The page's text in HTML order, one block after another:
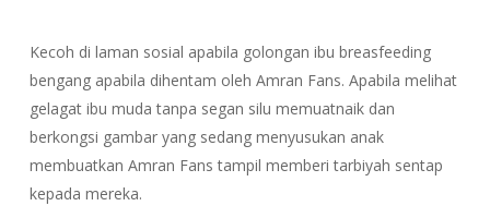
Kecoh di laman sosial apabila golongan ibu breasfeeding
bengang apabila dihentam oleh Amran Fans. Apabila melihat
gelagat ibu muda tanpa segan silu memuatnaik dan
berkongsi gambar yang sedang menyusukan anak
membuatkan Amran Fans tampil memberi tarbiyah sentap
kepada mereka.